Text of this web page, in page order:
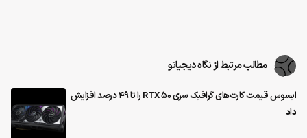
مطالب مرتبط از نگاه دیجیاتو
ایسوس قیمت کارت‌های گرافیک سری RTX 50 را تا ۴۹ درصد افزایش
داد